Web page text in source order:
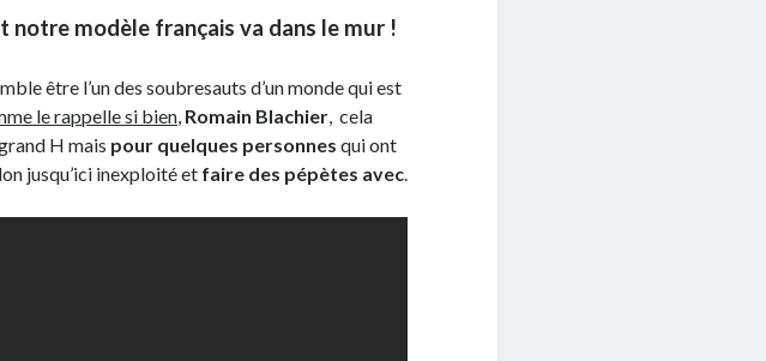
notre modèle français va dans le mur !
être l’un des soubresauts d’un monde qui est
le rappelle si bien, Romain Blachier, cela
H mais pour quelques personnes qui ont
jusqu’ici inexploité et faire des pépètes avec.